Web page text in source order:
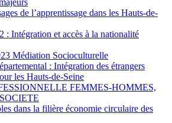
de l’apprentissage dans les Hauts-de-
: Intégration et accès à la nationalité
Médiation Socioculturelle
: Intégration des étrangers
les Hauts-de-Seine
FEMMES-HOMMES,
dans la filière économie circulaire des